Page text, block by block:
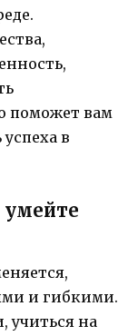
поможет вам
в
умейте
и гибкими.
учиться на